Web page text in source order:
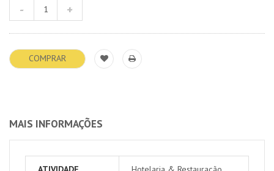
COMPRAR
MAIS INFORMAÇÕES